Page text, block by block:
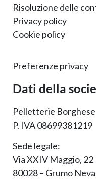
Risoluzione delle
Privacy policy
Cookie policy
Preferenze privacy
Dati della
Pelletterie Borghese
P. IVA 08699381219
Sede legale:
Via XXIV Maggio, 22
80028 – Grumo